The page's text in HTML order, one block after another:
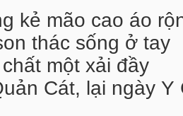
kẻ mão cao áo
thác sống ở tay
một xải đầy
Cát, lại ngày Y